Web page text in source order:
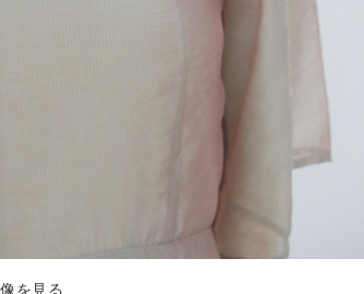
を見る